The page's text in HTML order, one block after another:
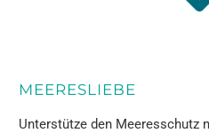
MEERESLIEBE
Unterstütze den Meeresschutz